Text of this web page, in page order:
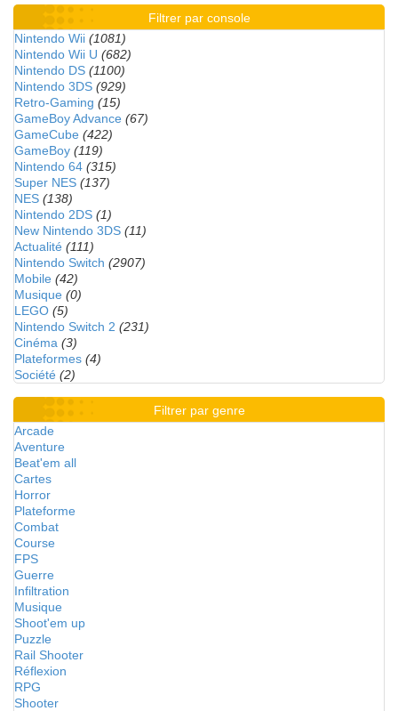
Filtrer par console
Nintendo Wii (1081)
Nintendo Wii U (682)
Nintendo DS (1100)
Nintendo 3DS (929)
Retro-Gaming (15)
GameBoy Advance (67)
GameCube (422)
GameBoy (119)
Nintendo 64 (315)
Super NES (137)
NES (138)
Nintendo 2DS (1)
New Nintendo 3DS (11)
Actualité (111)
Nintendo Switch (2907)
Mobile (42)
Musique (0)
LEGO (5)
Nintendo Switch 2 (231)
Cinéma (3)
Plateformes (4)
Société (2)
Filtrer par genre
Arcade
Aventure
Beat'em all
Cartes
Horror
Plateforme
Combat
Course
FPS
Guerre
Infiltration
Musique
Shoot'em up
Puzzle
Rail Shooter
Réflexion
RPG
Shooter